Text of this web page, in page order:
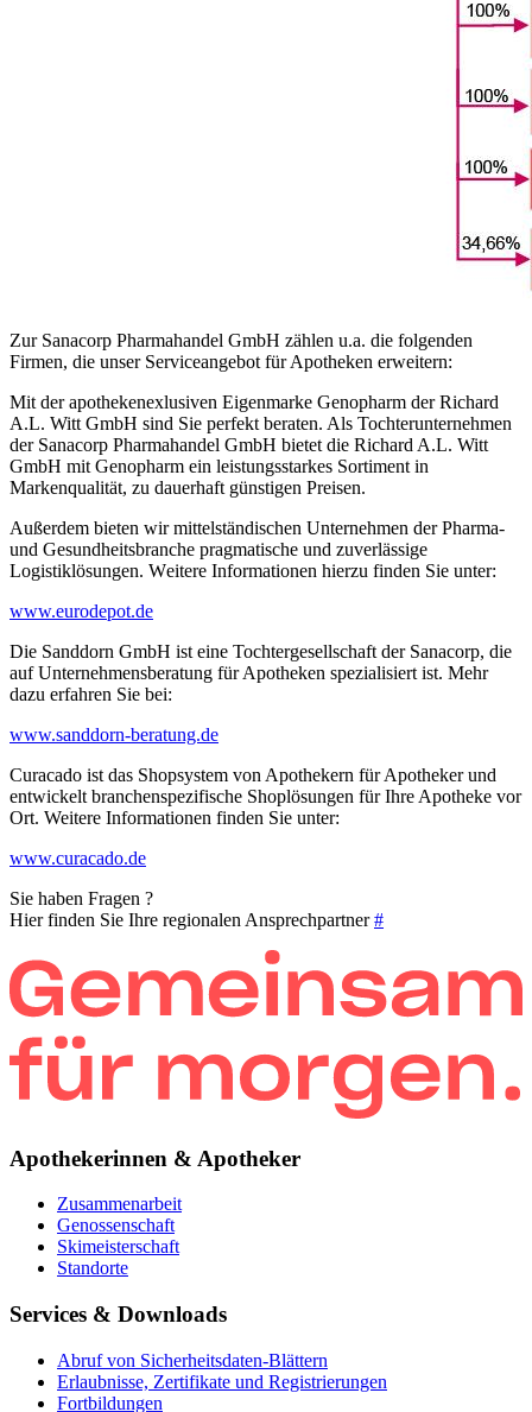
Zur Sanacorp Pharmahandel GmbH zählen u.a. die folgenden
Firmen, die unser Serviceangebot für Apotheken erweitern:
Mit der apothekenexlusiven Eigenmarke Genopharm der Richard
A.L. Witt GmbH sind Sie perfekt beraten. Als Tochterunternehmen
der Sanacorp Pharmahandel GmbH bietet die Richard A.L. Witt
GmbH mit Genopharm ein leistungsstarkes Sortiment in
Markenqualität, zu dauerhaft günstigen Preisen.
Außerdem bieten wir mittelständischen Unternehmen der Pharma-
und Gesundheitsbranche pragmatische und zuverlässige
Logistiklösungen. Weitere Informationen hierzu finden Sie unter:
www.eurodepot.de
Die Sanddorn GmbH ist eine Tochtergesellschaft der Sanacorp, die
auf Unternehmensberatung für Apotheken spezialisiert ist. Mehr
dazu erfahren Sie bei:
www.sanddorn-beratung.de
Curacado ist das Shopsystem von Apothekern für Apotheker und
entwickelt branchenspezifische Shoplösungen für Ihre Apotheke vor
Ort. Weitere Informationen finden Sie unter:
www.curacado.de
Sie haben Fragen ?
Hier finden Sie Ihre regionalen Ansprechpartner#
Apothekerinnen & Apotheker
Zusammenarbeit
Genossenschaft
Skimeisterschaft
Standorte
Services & Downloads
Abruf von Sicherheitsdaten-Blättern
Erlaubnisse, Zertifikate und Registrierungen
Fortbildungen